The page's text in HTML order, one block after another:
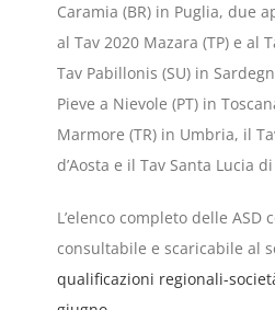
Caramia (BR) in Puglia, due
al Tav 2020 Mazara (TP) e al
Tav Pabillonis (SU) in
Pieve a Nievole (PT) in
Marmore (TR) in Umbria, il
d’Aosta e il Tav Santa Lucia
L’elenco completo delle ASD
consultabile e scaricabile al
qualificazioni regionali-